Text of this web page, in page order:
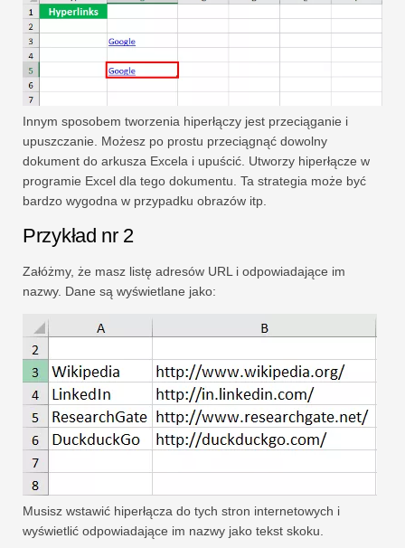
Innym sposobem tworzenia hiperłączy jest przeciąganie i
upuszczanie. Możesz po prostu przeciągnąć dowolny
dokument do arkusza Excela i upuścić. Utworzy hiperłącze w
programie Excel dla tego dokumentu. Ta strategia może być
bardzo wygodna w przypadku obrazów itp.
Przykład nr 2
Załóżmy, że masz listę adresów URL i odpowiadające im
nazwy. Dane są wyświetlane jako:
Musisz wstawić hiperłącza do tych stron internetowych i
wyświetlić odpowiadające im nazwy jako tekst skoku.